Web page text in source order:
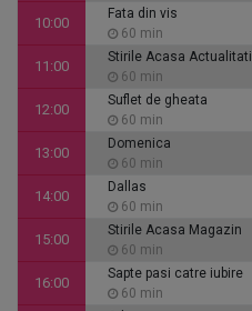
10:00
Fata din vis
60 min
11:00
Stirile Acasa Actualitati
60 min
12:00
Suflet de gheata
60 min
13:00
Domenica
60 min
14:00
Dallas
60 min
15:00
Stirile Acasa Magazin
60 min
16:00
Sapte pasi catre iubire
60 min